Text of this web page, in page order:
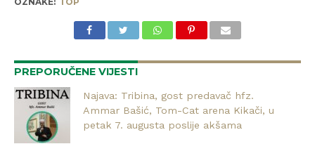
PREPORUČENE VIJESTI
Najava: Tribina, gost predavač hfz.
Ammar Bašić, Tom-Cat arena Kikači, u
petak 7. augusta poslije akšama